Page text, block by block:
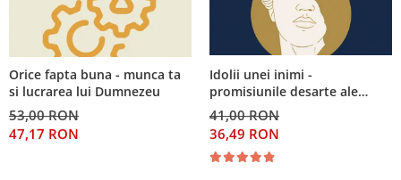
Orice fapta buna - munca ta
si lucrarea lui Dumnezeu
53,00 RON
47,17 RON
Idolii unei inimi -
promisiunile desarte ale
banilor, sexului si puterii si
Singura Nadejde care
conteaza
41,00 RON
36,49 RON